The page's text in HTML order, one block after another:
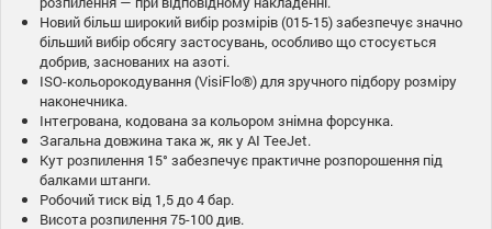
Новий більш широкий вибір розмірів (015-15) забезпечує значно
більший вибір обсягу застосувань, особливо що стосується
добрив, заснованих на азоті.
ISO-кольорокодування (VisiFlo®) для зручного підбору розміру
наконечника.
Інтегрована, кодована за кольором знімна форсунка.
Загальна довжина така ж, як у AI TeeJet.
Кут розпилення 15° забезпечує практичне розпорошення під
балками штанги.
Робочий тиск від 1,5 до 4 бар.
Висота розпилення 75-100 див.